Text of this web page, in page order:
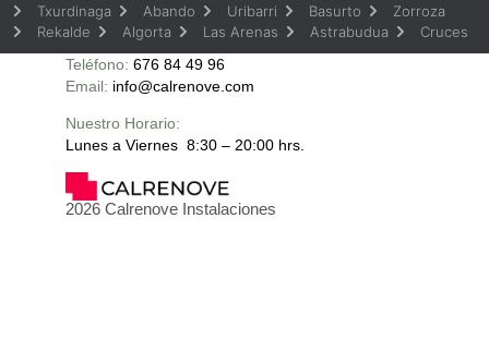
Txurdinaga
Abando Uribarri Basurto
Zorroza
Rekalde
Algorta Las Arenas Astrabudua Cruces
2026 Calrenove Instalaciones
Nuestro Horario:
Lunes a Viernes 8:30 – 20:00 hrs.
Teléfono: 676 84 49 96
Email: info@calrenove.com